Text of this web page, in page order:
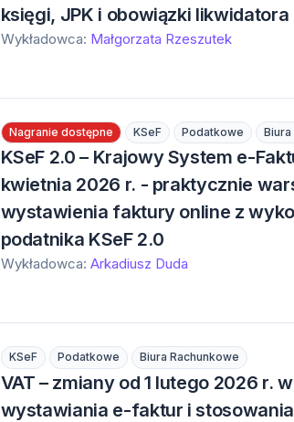
księgi, JPK i obowiązki likwidatora
Wykładowca: Małgorzata Rzeszutek
Nagranie dostępne KSeF Podatkowe Biura
KSeF 2.0 – Krajowy System e-
kwietnia 2026 r. - praktycznie
wystawienia faktury online z
podatnika KSeF 2.0
Wykładowca: Arkadiusz Duda
KSeF Podatkowe Biura Rachunkowe
VAT – zmiany od 1 lutego 2026 r.
wystawiania e-faktur i